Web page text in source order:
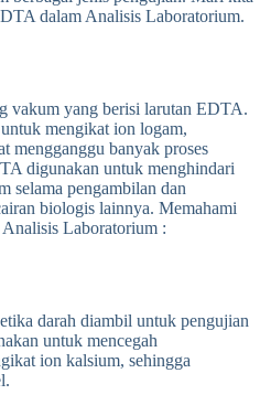
dalam Analisis Laboratorium.
vakum yang berisi larutan EDTA.
mengikat ion logam,
mengganggu banyak proses
digunakan untuk menghindari
selama pengambilan dan
biologis lainnya. Memahami
Laboratorium :
darah diambil untuk pengujian
untuk mencegah
ion kalsium, sehingga